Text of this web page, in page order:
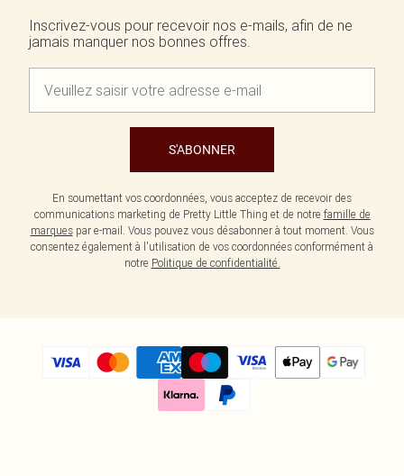
Inscrivez-vous pour recevoir nos e-mails, afin de ne
jamais manquer nos bonnes offres.
S'ABONNER
En soumettant vos coordonnées, vous acceptez de recevoir des
communications marketing de Pretty Little Thing et de notre famille de
marquespar e-mail. Vous pouvez vous désabonner à tout moment. Vous
consentez également à l'utilisation de vos coordonnées conformément à
notre Politique de confidentialité.